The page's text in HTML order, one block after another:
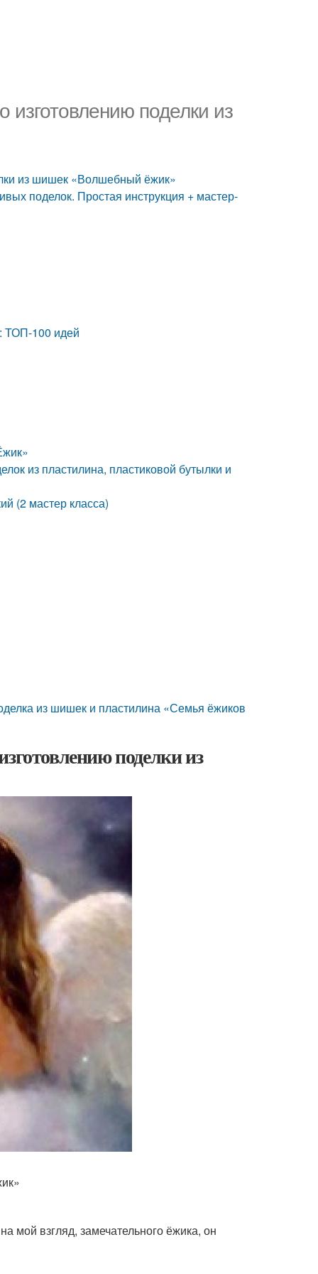
поделки из
из шишек «Волшебный ёжик»
поделок. Простая инструкция + мастер-
ТОП-100 идей
из пластилина, пластиковой бутылки и
(2 мастер класса)
из шишек и пластилина «Семья ёжиков
поделки из
мой взгляд, замечательного ёжика, он